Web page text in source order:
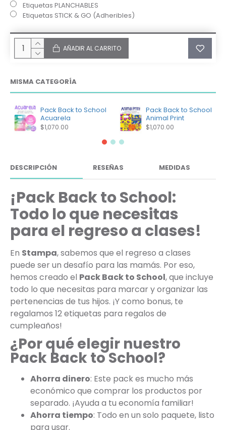
Etiquetas PLANCHABLES
Etiquetas STICK & GO (Adheribles)
AÑADIR AL CARRITO
MISMA CATEGORÍA
Pack Back to School
Acuarela
$1,070.00
Pack Back to School
Animal Print
$1,070.00
DESCRIPCIÓN RESEÑAS MEDIDAS
¡Pack Back to School:
Todo lo que necesitas
para el regreso a clases!
En Stampa, sabemos que el regreso a clases
puede ser un desafío para las mamás. Por eso,
hemos creado el Pack Back to School, que incluye
todo lo que necesitas para marcar y organizar las
pertenencias de tus hijos. ¡Y como bonus, te
regalamos 12 etiquetas para regalos de
cumpleaños!
¿Por qué elegir nuestro
Pack Back to School?
Ahorra dinero: Este pack es mucho más
económico que comprar los productos por
separado. ¡Ayuda a tu economía familiar!
Ahorra tiempo: Todo en un solo paquete, listo
para usar.